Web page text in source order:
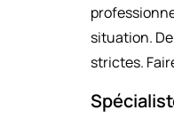
situation.
strictes.